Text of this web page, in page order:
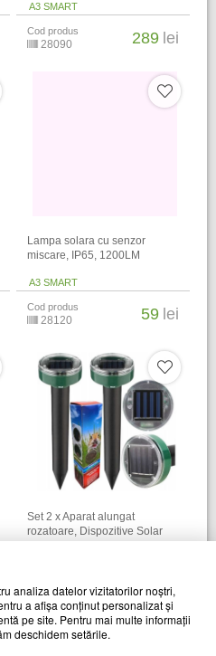
A3 SMART
Cod produs
28090 289 lei
Lampa solara cu senzor
miscare, IP65, 1200LM
A3 SMART
Cod produs
28120 59 lei
Set 2 x Aparat alungat
rozatoare, Dispozitive Solar
28747 65 lei
analiza datelor vizitatorilor noștri,
a afișa conținut personalizat și
pe site. Pentru mai multe informații
deschidem setările.